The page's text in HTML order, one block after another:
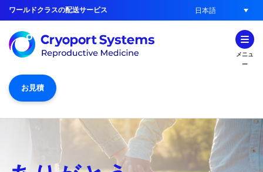
ワールドクラスの配送サービス 日本語
メニュ
ー
お見積